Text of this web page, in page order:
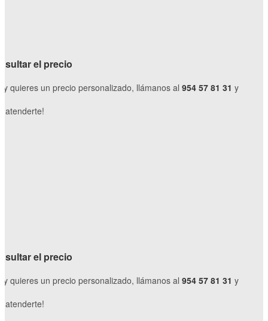
el precio
y quieres un precio personalizado, llámanos al 954 57 81 31 y
atenderte!
el precio
y quieres un precio personalizado, llámanos al 954 57 81 31 y
atenderte!